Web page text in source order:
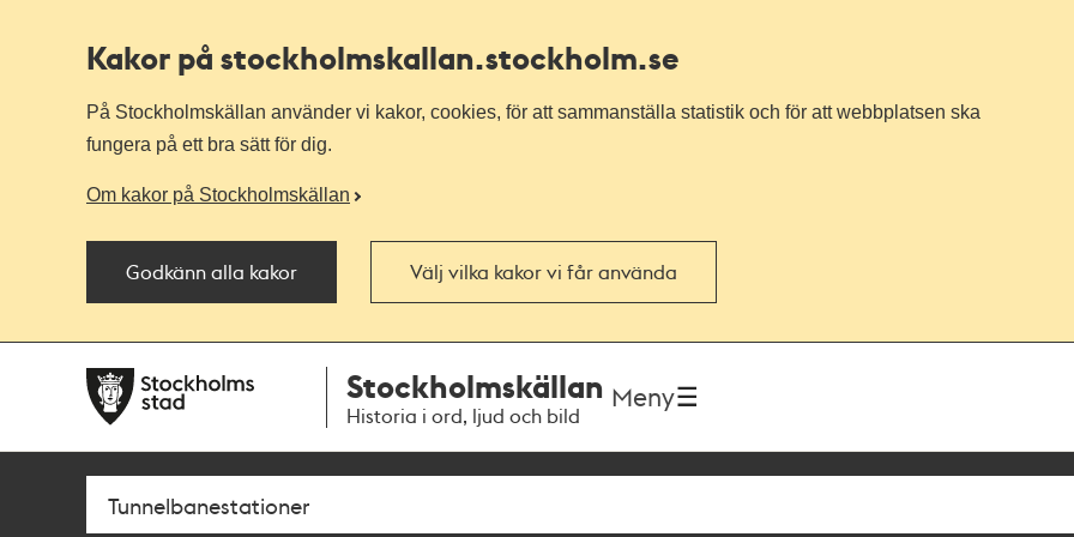
Kakor på stockholmskallan.stockholm.se
På Stockholmskällan använder vi kakor, cookies, för att sammanställa statistik och för att webbplatsen ska
fungera på ett bra sätt för dig.
Om kakor på Stockholmskällan
Godkänn alla kakor Välj vilka kakor vi får använda
navigationen
huvudinnehållet
Stockholmskällan
Historia i ord, ljud och bild
Meny
Sök